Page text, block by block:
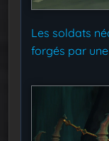
Les soldats
forgés par